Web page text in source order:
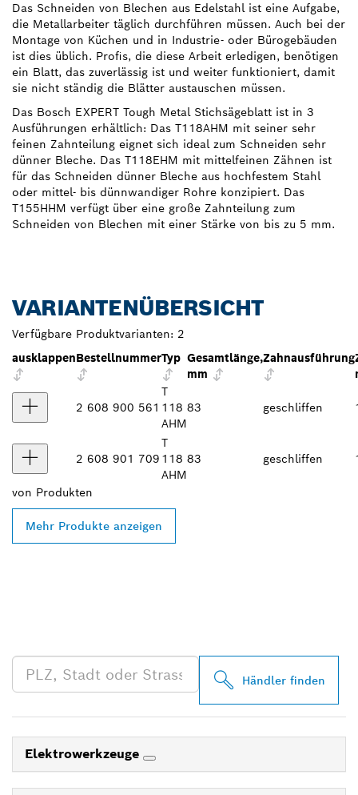
Das Schneiden von Blechen aus Edelstahl ist eine Aufgabe,
die Metallarbeiter täglich durchführen müssen. Auch bei der
Montage von Küchen und in Industrie- oder Bürogebäuden
ist dies üblich. Profis, die diese Arbeit erledigen, benötigen
ein Blatt, das zuverlässig ist und weiter funktioniert, damit
sie nicht ständig die Blätter austauschen müssen.
Das Bosch EXPERT Tough Metal Stichsägeblatt ist in 3
Ausführungen erhältlich: Das T118AHM mit seiner sehr
feinen Zahnteilung eignet sich ideal zum Schneiden sehr
dünner Bleche. Das T118EHM mit mittelfeinen Zähnen ist
für das Schneiden dünner Bleche aus hochfestem Stahl
oder mittel- bis dünnwandiger Rohre konzipiert. Das
T155HHM verfügt über eine große Zahnteilung zum
Schneiden von Blechen mit einer Stärke von bis zu 5 mm.
VARIANTENÜBERSICHT
Verfügbare Produktvarianten: 2
ausklappenBestellnummerTyp Gesamtlänge,
mm
Zahnausführung
2 608 900 561
T
118
AHM
83 geschliffen
2 608 901 709
T
118
AHM
83 geschliffen
von Produkten
Mehr Produkte anzeigen
Händler finden
Elektrowerkzeuge